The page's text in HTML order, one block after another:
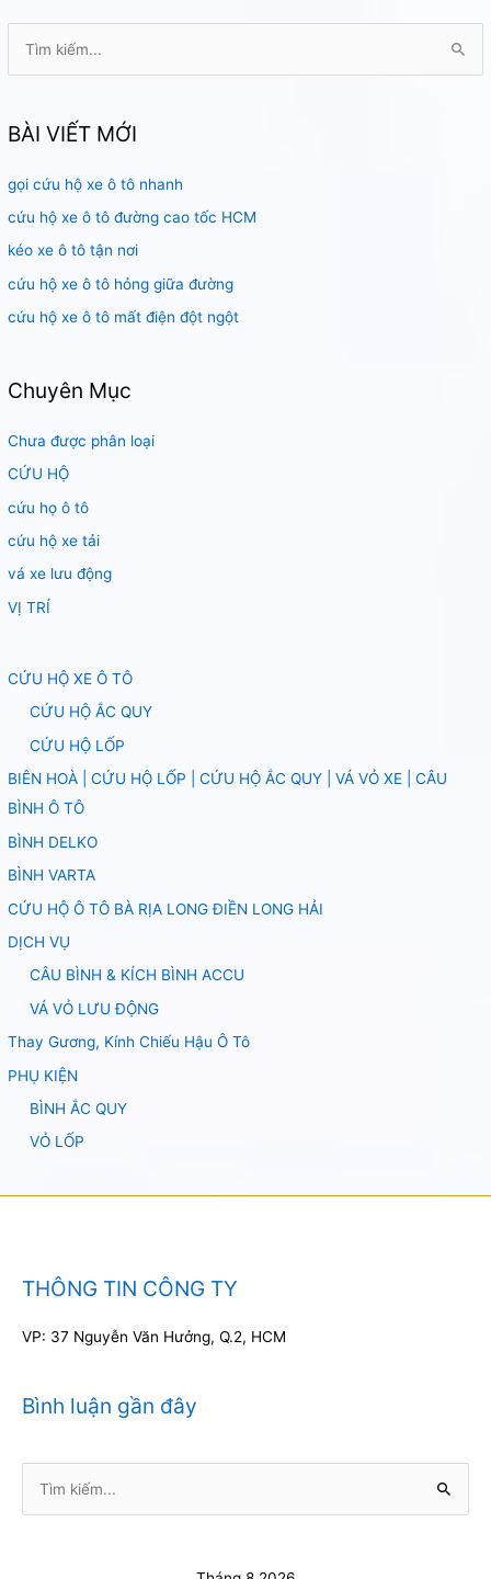
k
ế
m
:
BÀI VIẾT MỚI
gọi cứu hộ xe ô tô nhanh
cứu hộ xe ô tô đường cao tốc HCM
kéo xe ô tô tận nơi
cứu hộ xe ô tô hỏng giữa đường
cứu hộ xe ô tô mất điện đột ngột
Chuyên Mục
Chưa được phân loại
CỨU HỘ
cứu họ ô tô
cứu hộ xe tải
vá xe lưu động
VỊ TRÍ
CỨU HỘ XE Ô TÔ
CỨU HỘ ẮC QUY
CỨU HỘ LỐP
BIÊN HOÀ | CỨU HỘ LỐP | CỨU HỘ ẮC QUY | VÁ VỎ XE | CÂU
BÌNH Ô TÔ
BÌNH DELKO
BÌNH VARTA
CỨU HỘ Ô TÔ BÀ RỊA LONG ĐIỀN LONG HẢI
DỊCH VỤ
CÂU BÌNH & KÍCH BÌNH ACCU
VÁ VỎ LƯU ĐỘNG
Thay Gương, Kính Chiếu Hậu Ô Tô
PHỤ KIỆN
BÌNH ẮC QUY
VỎ LỐP
THÔNG TIN CÔNG TY
VP: 37 Nguyễn Văn Hưởng, Q.2, HCM
Bình luận gần đây
kiếm: